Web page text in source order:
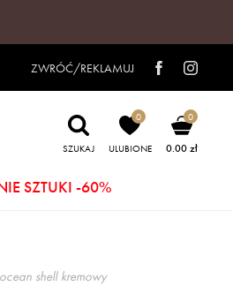
ZWRÓĆ/REKLAMUJ
SZUKAJ
0
ULUBIONE
0
0.00 zł
SZTUKI -60%
shell kremowy